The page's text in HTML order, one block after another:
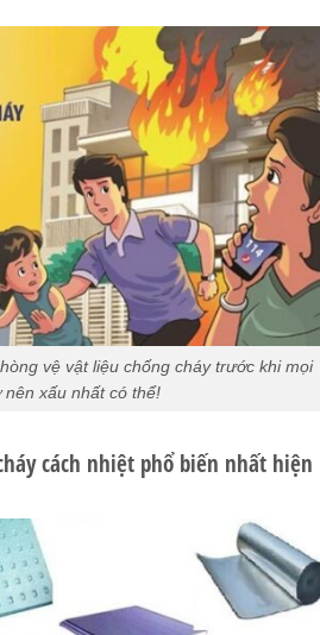
vệ vật liệu chống cháy trước khi mọi
nên xấu nhất có thể!
cách nhiệt phổ biến nhất hiện